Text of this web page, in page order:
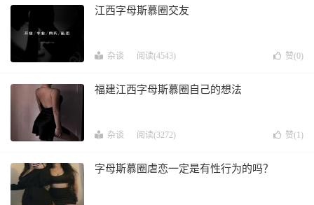
江西字母斯慕圈交友
杂谈 阅读(4543) 赞(0)
福建江西字母斯慕圈自己的想法
杂谈 阅读(3272) 赞(1)
字母斯慕圈虐恋一定是有性行为的吗？